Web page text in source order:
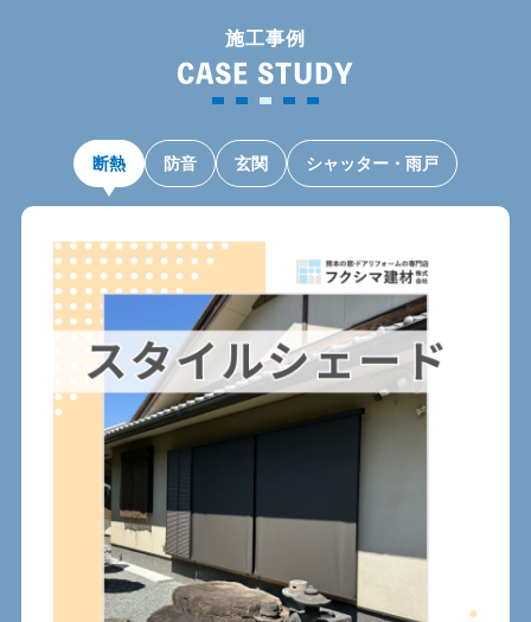
施工事例
CASE STUDY
断熱 防音 玄関 シャッター・雨戸